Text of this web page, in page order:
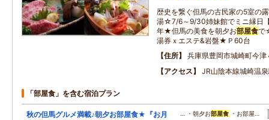
歴史を繋ぐ但馬の古民家の5室の
湯☆7/6～9/30姉妹館でミニ縁日
年★但馬の美食を朝夕お部屋食で
湯券ｘエステ&岩盤★Ｐ60台
住所
兵庫県豊岡市城崎町今津
アクセス
JR山陰本線城崎温
「部屋食」を含む宿泊プラン
秋の但馬グルメ満載♪朝夕お部屋食★『お月
… ・朝夕お部屋食 ・お部屋…